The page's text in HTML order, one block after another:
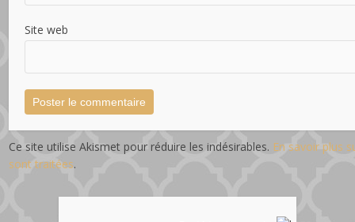
Site web
Ce site utilise Akismet pour réduire les indésirables. En savoir plus
sont traitées.